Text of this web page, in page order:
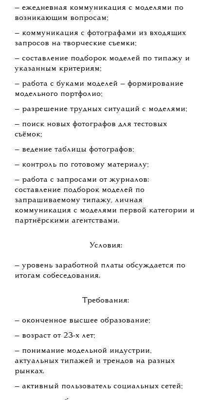
— ежедневная коммуникация с моделями по
возникающим вопросам;
— коммуникация с фотографами из входящих
запросов на творческие съемки;
— составление подборок моделей по типажу и
указанным критериям;
— работа с буками моделей — формирование
модельного портфолио;
— разрешение трудных ситуаций с моделями;
— поиск новых фотографов для тестовых
съёмок;
— ведение таблицы фотографов;
— контроль по готовому материалу;
— работа с запросами от журналов:
составление подборок моделей по
запрашиваемому типажу, личная
коммуникация с моделями первой категории и
партнёрскими агентствами.
Условия:
— уровень заработной платы обсуждается по
итогам собеседования.
Требования:
— оконченное высшее образование;
— возраст от 23-х лет;
— понимание модельной индустрии,
актуальных типажей и трендов на разных
рынках.
— активный пользователь социальных сетей;